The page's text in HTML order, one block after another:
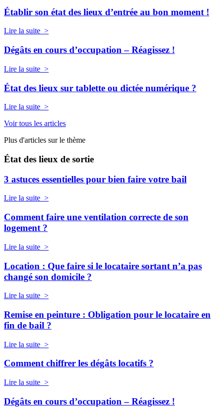
Établir son état des lieux d’entrée au bon moment !
Lire la suite >
Dégâts en cours d’occupation – Réagissez !
Lire la suite >
État des lieux sur tablette ou dictée numérique ?
Lire la suite >
Voir tous les articles
Plus d'articles sur le thème
État des lieux de sortie
3 astuces essentielles pour bien faire votre bail
Lire la suite >
Comment faire une ventilation correcte de son
logement ?
Lire la suite >
Location : Que faire si le locataire sortant n’a pas
changé son domicile ?
Lire la suite >
Remise en peinture : Obligation pour le locataire en
fin de bail ?
Lire la suite >
Comment chiffrer les dégâts locatifs ?
Lire la suite >
Dégâts en cours d’occupation – Réagissez !